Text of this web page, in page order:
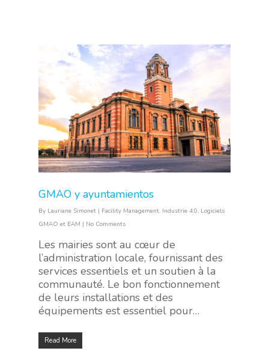
Hit enter to search or ESC to close
GMAO y ayuntamientos
By Lauriane Simonet | Facility Management, Industrie 4.0, Logiciels
GMAO et EAM | No Comments
Les mairies sont au cœur de
l’administration locale, fournissant des
services essentiels et un soutien à la
communauté. Le bon fonctionnement
de leurs installations et des
équipements est essentiel pour…
Read More